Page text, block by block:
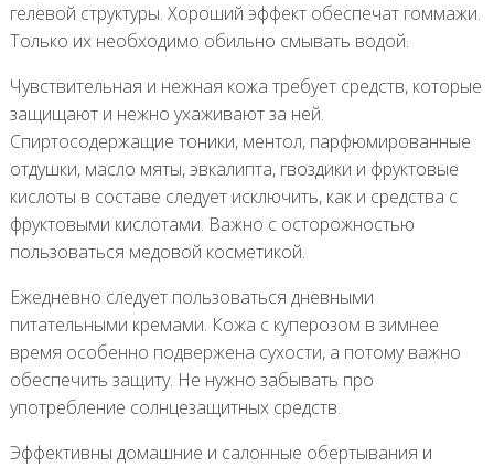
гелевой структуры. Хороший эффект обеспечат гоммажи.
Только их необходимо обильно смывать водой.
Чувствительная и нежная кожа требует средств, которые
защищают и нежно ухаживают за ней.
Спиртосодержащие тоники, ментол, парфюмированные
отдушки, масло мяты, эвкалипта, гвоздики и фруктовые
кислоты в составе следует исключить, как и средства с
фруктовыми кислотами. Важно с осторожностью
пользоваться медовой косметикой.
Ежедневно следует пользоваться дневными
питательными кремами. Кожа с куперозом в зимнее
время особенно подвержена сухости, а потому важно
обеспечить защиту. Не нужно забывать про
употребление солнцезащитных средств.
Эффективны домашние и салонные обертывания и